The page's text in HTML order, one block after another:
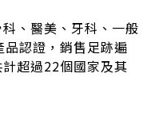
、醫美、牙科、一般
認證，銷售足跡遍
超過22個國家及其